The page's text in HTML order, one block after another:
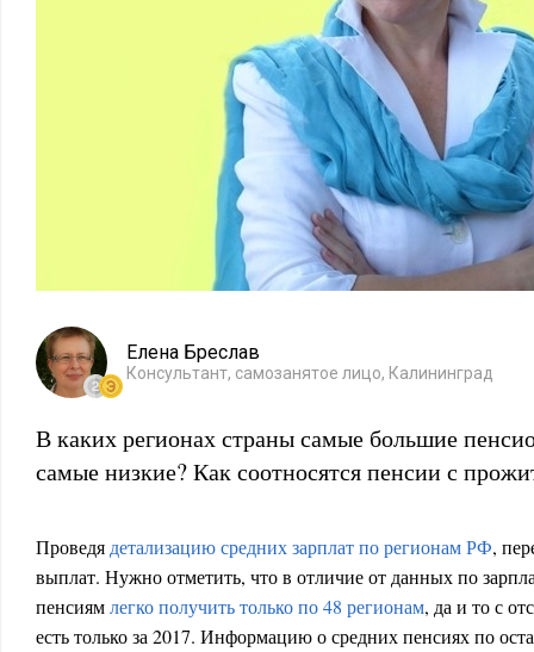
Елена Бреслав
Консультант, самозанятое лицо, Калининград
В каких регионах страны самые большие
самые низкие? Как соотносятся пенсии с
Проведя детализацию средних зарплат по регионам РФ,
выплат. Нужно отметить, что в отличие от данных по
пенсиямлегко получить только по 48 регионам, да и то с
есть только за 2017. Информацию о средних пенсиях по